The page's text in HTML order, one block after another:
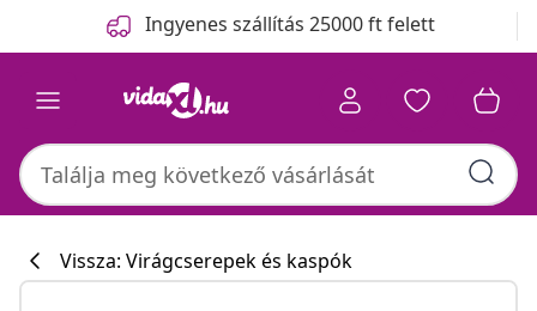
Ingyenes szállítás 25000 ft felett
Vissza: Virágcserepek és kaspók